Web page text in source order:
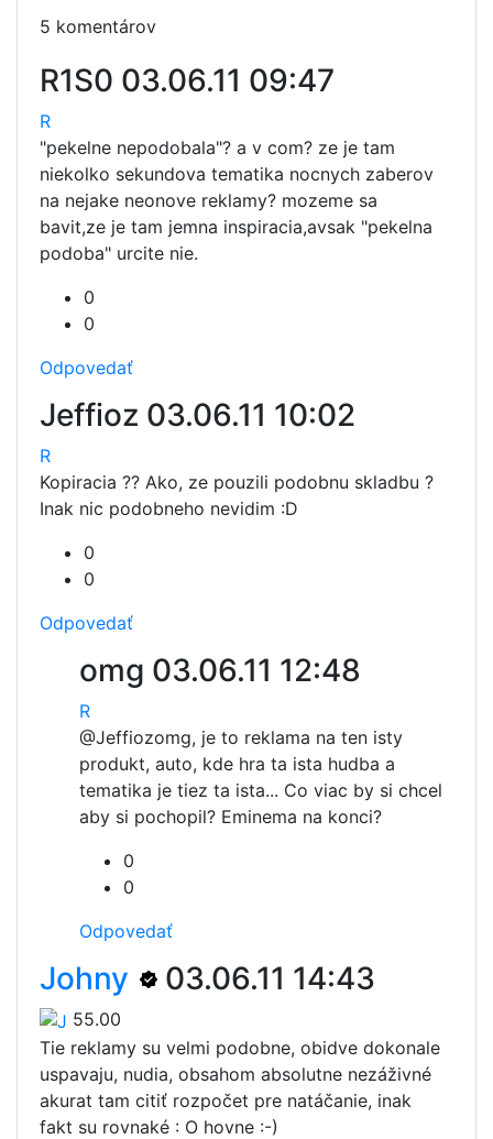
5 komentárov
R1S0 03.06.11 09:47
R
"pekelne nepodobala"? a v com? ze je tam
niekolko sekundova tematika nocnych zaberov
na nejake neonove reklamy? mozeme sa
bavit,ze je tam jemna inspiracia,avsak "pekelna
podoba" urcite nie.
0
0
Odpovedať
Jeffioz 03.06.11 10:02
R
Kopiracia ?? Ako, ze pouzili podobnu skladbu ?
Inak nic podobneho nevidim :D
0
0
Odpovedať
omg 03.06.11 12:48
R
@Jeffiozomg, je to reklama na ten isty
produkt, auto, kde hra ta ista hudba a
tematika je tiez ta ista... Co viac by si chcel
aby si pochopil? Eminema na konci?
0
0
Odpovedať
Johny 03.06.11 14:43
55.00
Tie reklamy su velmi podobne, obidve dokonale
uspavaju, nudia, obsahom absolutne nezáživné
akurat tam citiť rozpočet pre natáčanie, inak
fakt su rovnaké : O hovne :-)